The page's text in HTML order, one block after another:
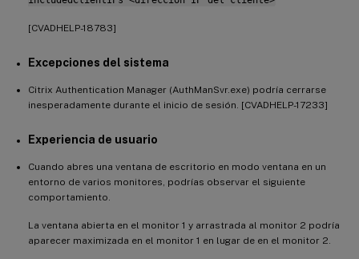
[CVADHELP-18783]
Excepciones del sistema
Citrix Authentication Manager (AuthManSvr.exe) podría cerrarse
inesperadamente durante el inicio de sesión. [CVADHELP-17233]
Experiencia de usuario
Cuando abres una ventana de escritorio en modo ventana en un
entorno de varios monitores, podrías observar el siguiente
comportamiento.
La ventana abierta en el monitor 1 y arrastrada al monitor 2 podría
aparecer maximizada en el monitor 1 en lugar de en el monitor 2.